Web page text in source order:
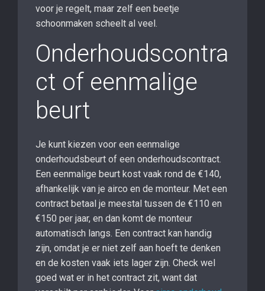
voor je regelt, maar zelf een beetje
schoonmaken scheelt al veel.
Onderhoudscontra
ct of eenmalige
beurt
Je kunt kiezen voor een eenmalige
onderhoudsbeurt of een onderhoudscontract.
Een eenmalige beurt kost vaak rond de €140,
afhankelijk van je airco en de monteur. Met een
contract betaal je meestal tussen de €110 en
€150 per jaar, en dan komt de monteur
automatisch langs. Een contract kan handig
zijn, omdat je er niet zelf aan hoeft te denken
en de kosten vaak iets lager zijn. Check wel
goed wat er in het contract zit, want dat